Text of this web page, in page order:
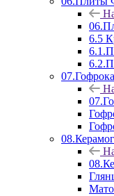
6.5